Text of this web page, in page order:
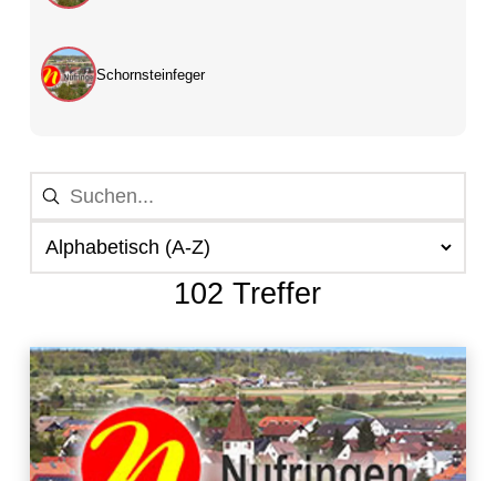
Schornsteinfeger
102 Treffer
102 Ergebnisse gefunden